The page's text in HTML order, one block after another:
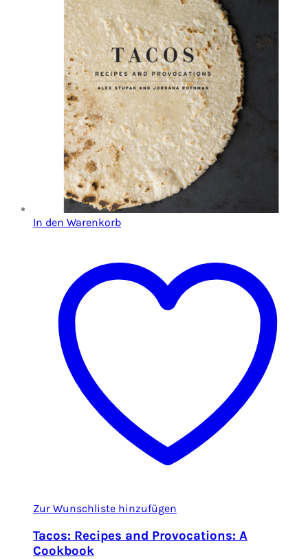
In den Warenkorb
Zur Wunschliste hinzufügen
Tacos: Recipes and Provocations: A
Cookbook